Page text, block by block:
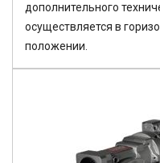
дополнительного
осуществляется в
положении.